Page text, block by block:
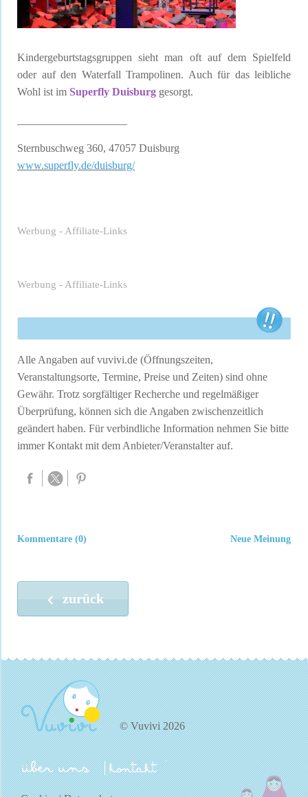
Kindergeburtstagsgruppen sieht man oft auf dem Spielfeld
oder auf den Waterfall Trampolinen. Auch für das leibliche
Wohl ist im Superfly Duisburg gesorgt.
Sternbuschweg 360, 47057 Duisburg
www.superfly.de/duisburg/
Werbung - Affiliate-Links
Werbung - Affiliate-Links
Alle Angaben auf vuvivi.de (Öffnungszeiten,
Veranstaltungsorte, Termine, Preise und Zeiten) sind ohne
Gewähr. Trotz sorgfältiger Recherche und regelmäßiger
Überprüfung, können sich die Angaben zwischenzeitlich
geändert haben. Für verbindliche Information nehmen Sie bitte
immer Kontakt mit dem Anbieter/Veranstalter auf.
Neue Meinung
Kommentare (0)
zurück
© Vuvivi 2026
über uns kontakt